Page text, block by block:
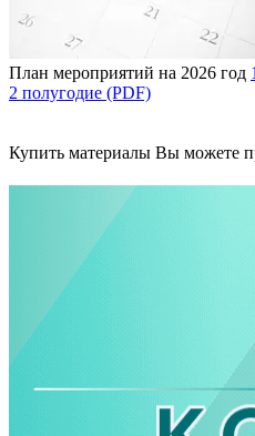
План мероприятий на 2026 год
2 полугодие (PDF)
Купить материалы Вы можете